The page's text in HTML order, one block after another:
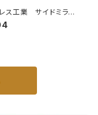
ス工業 サイドミラー/
ラダイハツ ハイゼッ
年～ DI-646